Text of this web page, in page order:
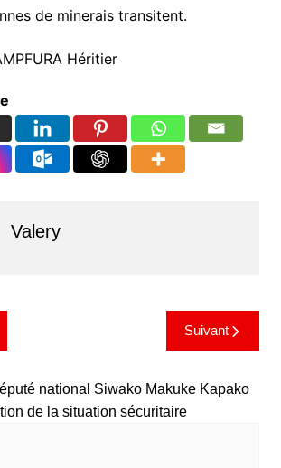
de minerais transitent.
Héritier
Valery
Suivant